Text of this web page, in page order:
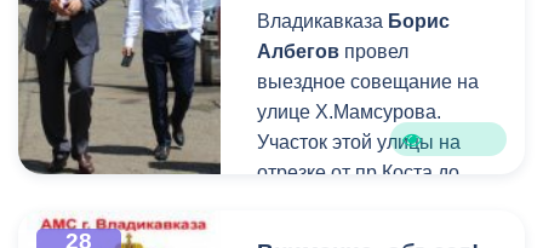
Владикавказа Борис
Албегов провел
выездное совещание на
улице Х.Мамсурова.
Участок этой улицы на
отрезке от пр.Коста до
28